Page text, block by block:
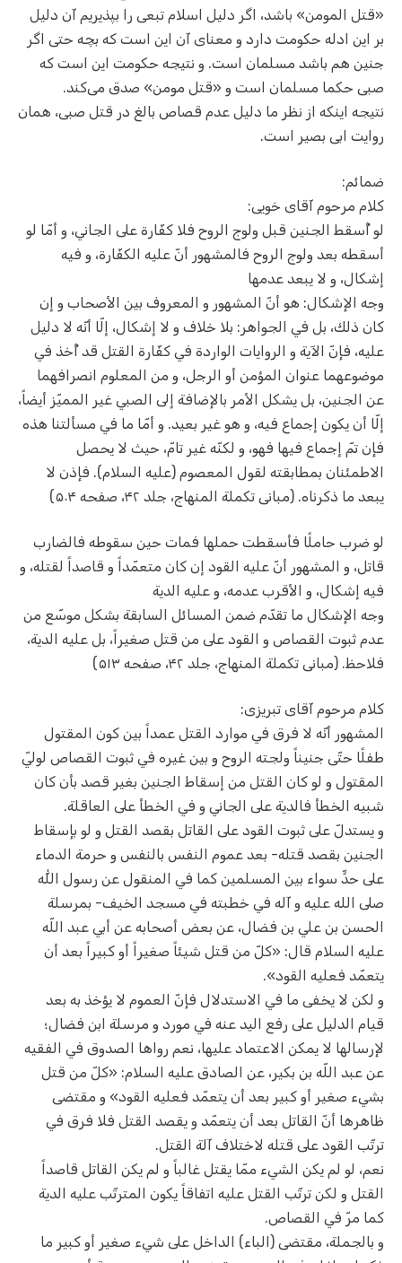
«قتل المومن» باشد، اگر دلیل اسلام تبعی را بپذیریم آن دلیل
بر این ادله حکومت دارد و معنای آن این است که بچه حتی اگر
جنین هم باشد مسلمان است. و نتیجه حکومت این است که
صبی حکما مسلمان است و «قتل مومن» صدق می‌کند.
نتیجه اینکه از نظر ما دلیل عدم قصاص بالغ در قتل صبی، همان
روایت ابی بصیر است.
ضمائم:
کلام مرحوم آقای خویی:
لو أُسقط الجنين قبل ولوج الروح فلا كفّارة على الجاني، و أمّا لو
أسقطه بعد ولوج الروح فالمشهور أنّ عليه الكفّارة، و فيه
إشكال، و لا يبعد عدمها
وجه الإشكال: هو أنّ المشهور و المعروف بين الأصحاب و إن
كان ذلك، بل في الجواهر: بلا خلاف و لا إشكال، إلّا أنّه لا دليل
عليه، فإنّ الآية و الروايات الواردة في كفّارة القتل قد أُخذ في
موضوعهما عنوان المؤمن أو الرجل، و من المعلوم انصرافهما
عن الجنين، بل يشكل الأمر بالإضافة إلى الصبي غير المميّز أيضاً،
إلّا أن يكون إجماع فيه، و هو غير بعيد. و أمّا ما في مسألتنا هذه
فإن تمّ إجماع فيها فهو، و لكنّه غير تامّ، حيث لا يحصل
الاطمئنان بمطابقته لقول المعصوم (عليه السلام). فإذن لا
يبعد ما ذكرناه. (مبانی تکملة المنهاج، جلد ۴۲، صفحه ۵۰۴)
لو ضرب حاملًا فأسقطت حملها فمات حين سقوطه فالضارب
قاتل، و المشهور أنّ عليه القود إن كان متعمّداً و قاصداً لقتله، و
فيه إشكال، و الأقرب عدمه، و عليه الدية
وجه الإشكال ما تقدّم ضمن المسائل السابقة بشكل موسّع من
عدم ثبوت القصاص و القود على من قتل صغيراً، بل عليه الدية،
فلاحظ. (مبانی تکملة‌ المنهاج، جلد ۴۲، صفحه ۵۱۳)
کلام مرحوم آقای تبریزی:
المشهور أنّه لا فرق في موارد القتل عمداً بين كون المقتول
طفلًا حتّى جنيناً ولجته الروح و بين غيره في ثبوت القصاص لوليّ
المقتول و لو كان القتل من إسقاط الجنين بغير قصد بأن كان
شبيه الخطأ فالدية على الجاني و في الخطأ على العاقلة.
و يستدلّ على ثبوت القود على القاتل بقصد القتل و لو بإسقاط
الجنين بقصد قتله- بعد عموم النفس بالنفس و حرمة الدماء
على حدٍّ سواء بين المسلمين كما في المنقول عن رسول اللّٰه
صلى الله عليه و آله في خطبته في مسجد الخيف- بمرسلة
الحسن بن‌ علي بن فضال، عن بعض أصحابه عن أبي عبد اللّه
عليه السلام قال: «كلّ من قتل شيئاً صغيراً أو كبيراً بعد أن
يتعمّد فعليه القود».
و لكن لا يخفى ما في الاستدلال فإنّ العموم لا يؤخذ به بعد
قيام الدليل على رفع اليد عنه في مورد و مرسلة ابن فضال؛
لإرسالها لا يمكن الاعتماد عليها، نعم رواها الصدوق في الفقيه
عن عبد اللّه بن بكير، عن الصادق عليه السلام: «كلّ من قتل
بشي‌ء صغير أو كبير بعد أن يتعمّد فعليه القود» و مقتضى
ظاهرها أنّ القاتل بعد أن يتعمّد و يقصد القتل فلا فرق في
ترتّب القود على قتله لاختلاف آلة القتل.
نعم، لو لم يكن الشي‌ء ممّا يقتل غالباً و لم يكن القاتل قاصداً
القتل و لكن ترتّب القتل عليه اتفاقاً يكون المترتّب عليه الدية
كما مرّ في القصاص.
و بالجملة، مقتضى (الباء) الداخل على شي‌ء صغير أو كبير ما